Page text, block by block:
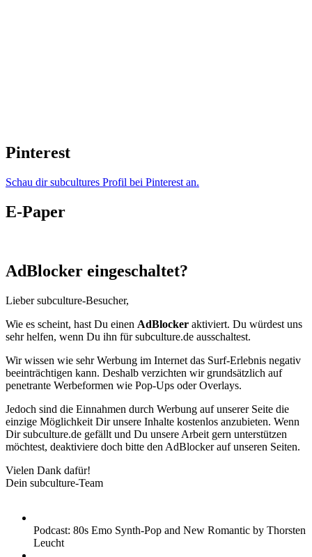
Pinterest
Schau dir subcultures Profil bei Pinterest an.
E-Paper
AdBlocker eingeschaltet?
Lieber subculture-Besucher,
Wie es scheint, hast Du einen AdBlocker aktiviert. Du würdest uns
sehr helfen, wenn Du ihn für subculture.de ausschaltest.
Wir wissen wie sehr Werbung im Internet das Surf-Erlebnis negativ
beeinträchtigen kann. Deshalb verzichten wir grundsätzlich auf
penetrante Werbeformen wie Pop-Ups oder Overlays.
Jedoch sind die Einnahmen durch Werbung auf unserer Seite die
einzige Möglichkeit Dir unsere Inhalte kostenlos anzubieten. Wenn
Dir subculture.de gefällt und Du unsere Arbeit gern unterstützen
möchtest, deaktiviere doch bitte den AdBlocker auf unseren Seiten.
Vielen Dank dafür!
Dein subculture-Team
Podcast: 80s Emo Synth-Pop and New Romantic by Thorsten
Leucht